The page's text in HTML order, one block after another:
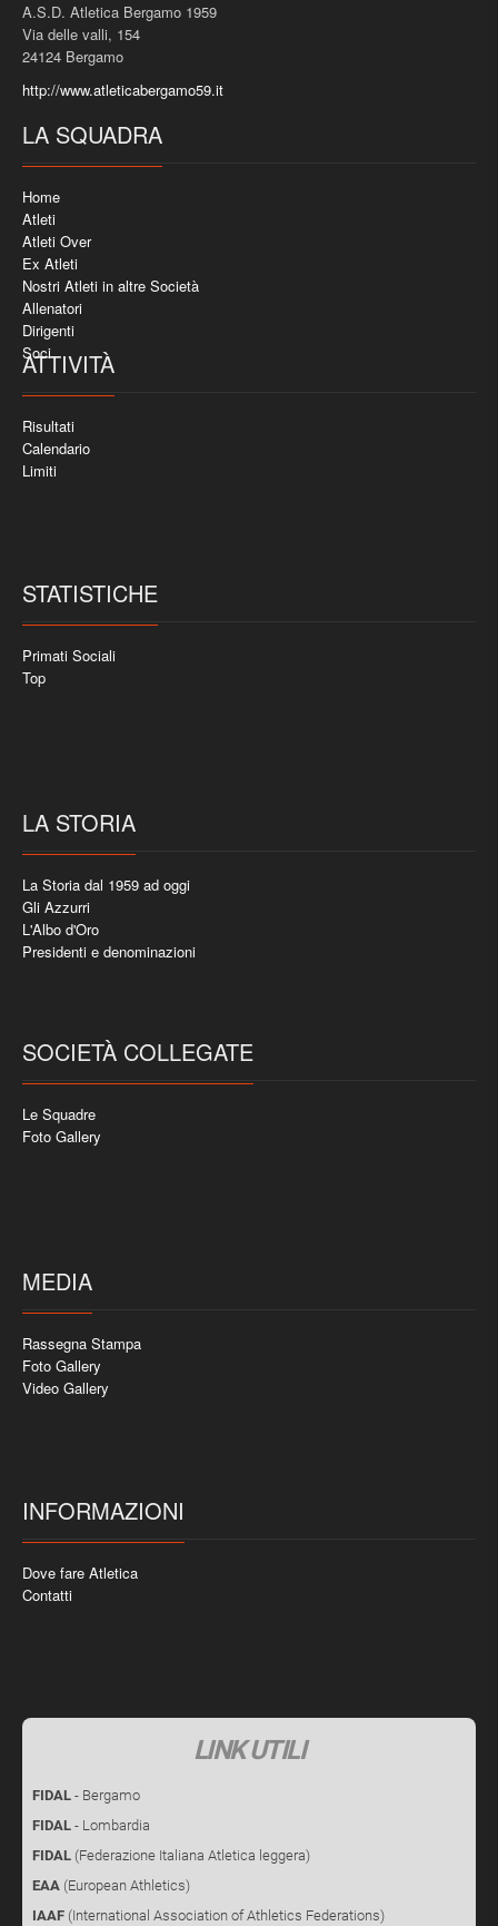
A.S.D. Atletica Bergamo 1959
Via delle valli, 154
24124 Bergamo
http://www.atleticabergamo59.it
LA SQUADRA
Home
Atleti
Atleti Over
Ex Atleti
Nostri Atleti in altre Società
Allenatori
Dirigenti
Soci
ATTIVITÀ
Risultati
Calendario
Limiti
STATISTICHE
Primati Sociali
Top
LA STORIA
La Storia dal 1959 ad oggi
Gli Azzurri
L'Albo d'Oro
Presidenti e denominazioni
SOCIETÀ COLLEGATE
Le Squadre
Foto Gallery
MEDIA
Rassegna Stampa
Foto Gallery
Video Gallery
INFORMAZIONI
Dove fare Atletica
Contatti
LINK UTILI
FIDAL - Bergamo
FIDAL - Lombardia
FIDAL (Federazione Italiana Atletica leggera)
EAA (European Athletics)
IAAF (International Association of Athletics Federations)